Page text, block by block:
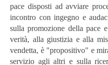
pace disposti ad avviare
incontro con ingegno e
sulla promozione della pace
verità, alla giustizia e alla
vendetta, è "propositivo" e
servizio agli altri e sulla